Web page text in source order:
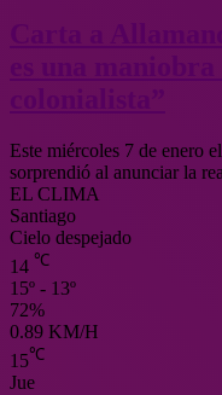
Este miércoles 7 de enero
sorprendió al anunciar la
EL CLIMA
Santiago
Cielo despejado
14 ℃
15º - 13º
72%
0.89 KM/H
15℃
Jue